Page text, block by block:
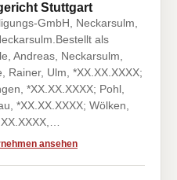
Stuttgart
GmbH, Neckarsulm,
als
Andreas, Neckarsulm,
Rainer, Ulm, *XX.XX.XXXX;
*XX.XX.XXXX; Pohl,
*XX.XX.XXXX; Wölken,
ansehen